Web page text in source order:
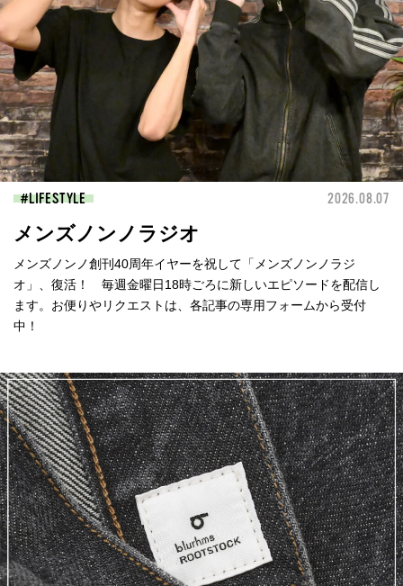
LIFESTYLE 2026.08.07
メンズノンノラジオ
メンズノンノ創刊40周年イヤーを祝して「メンズノンノラジ
オ」、復活！ 毎週金曜日18時ごろに新しいエピソードを配信し
ます。お便りやリクエストは、各記事の専用フォームから受付
中！